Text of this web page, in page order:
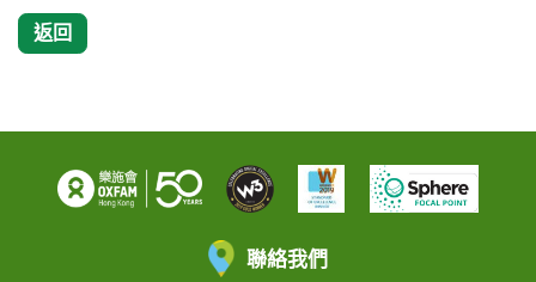
返回
聯絡我們